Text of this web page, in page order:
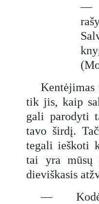
—
Kentėjimas
tik jis, kaip
gali parodyti
tavo širdį.
tegali ieškoti
tai yra mūsų
dieviškasis
— Kodėl